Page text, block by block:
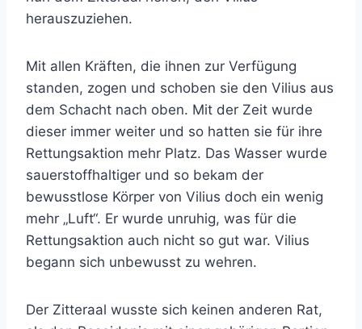
herauszuziehen.
Mit allen Kräften, die ihnen zur Verfügung
standen, zogen und schoben sie den Vilius aus
dem Schacht nach oben. Mit der Zeit wurde
dieser immer weiter und so hatten sie für ihre
Rettungsaktion mehr Platz. Das Wasser wurde
sauerstoffhaltiger und so bekam der
bewusstlose Körper von Vilius doch ein wenig
mehr „Luft“. Er wurde unruhig, was für die
Rettungsaktion auch nicht so gut war. Vilius
begann sich unbewusst zu wehren.
Der Zitteraal wusste sich keinen anderen Rat,